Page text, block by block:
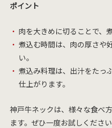
ポイント
肉を大きめに切ることで、
煮込む時間は、肉の厚さや
い。
煮込み料理は、出汁をたっ
仕上がります。
神戸牛ネックは、様々な食べ
ます。ぜひ一度お試しください